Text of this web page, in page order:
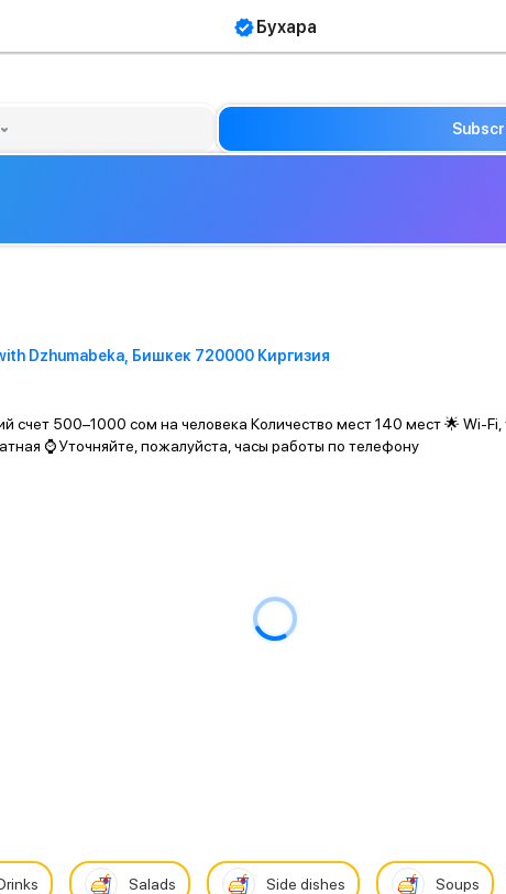
Бухара
Dzhumabeka, Бишкек 720000 Киргизия
счет 500–1000 сом на человека Количество мест 140 мест 🌟 Wi-
⌚️ Уточняйте, пожалуйста, часы работы по телефону
Salads Side dishes Soups